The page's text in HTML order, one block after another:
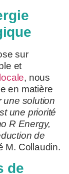
sur
et
, nous
en matière
une solution
une priorité
R Energy,
de
M. Collaudin.
de